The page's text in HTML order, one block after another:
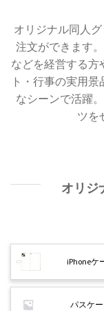
オリジナル同人
注文ができます
などを経営する方
ト・行事の実用
なシーンで活躍
ツを
オリジ
iPhoneケ
パスケ